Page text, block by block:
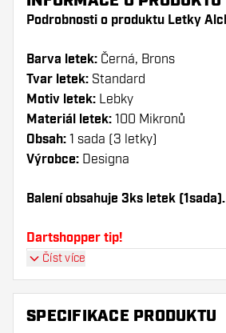
Podrobnosti o produktu Letky
Barva letek: Černá, Brons
Tvar letek: Standard
Motiv letek: Lebky
Materiál letek: 100 Mikronů
Obsah: 1 sada (3 letky)
Výrobce: Designa
Balení obsahuje 3ks letek (1sada).
Dartshopper tip!
násadky. Ty se mohou
nebo zlomit.
Číst více
SPECIFIKACE PRODUKTU